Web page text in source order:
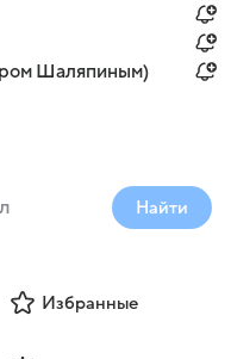
Шаляпиным)
Найти
Избранные